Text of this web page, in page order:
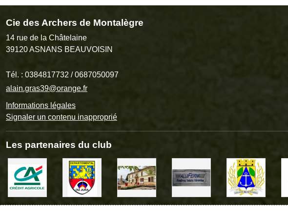
Cie des Archers de Montalègre
14 rue de la Châtelaine
39120ASNANS BEAUVOISIN
Tél. : 0384817732 / 0687050097
alain.gras39@orange.fr
Informations légales
Signaler un contenu inapproprié
Les partenaires du club